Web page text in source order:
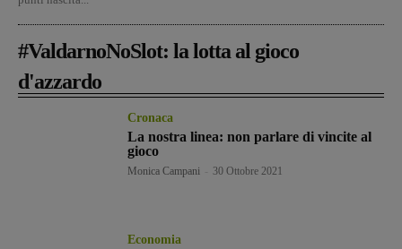
#ValdarnoNoSlot: la lotta al gioco
d'azzardo
Cronaca
La nostra linea: non parlare di vincite al
gioco
Monica Campani 30 Ottobre 2021
Economia